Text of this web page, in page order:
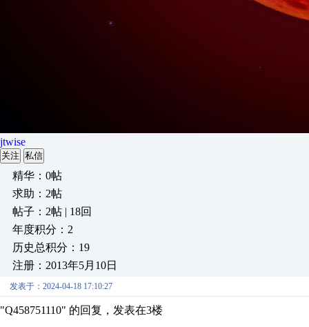
jtwise
关注 私信
精华：0帖
求助：2帖
帖子：2帖 | 18回
年度积分：2
历史总积分：19
注册：2013年5月10日
发表于：2024-04-18 17:10:27
"Q458751110" 的回复，发表在3楼